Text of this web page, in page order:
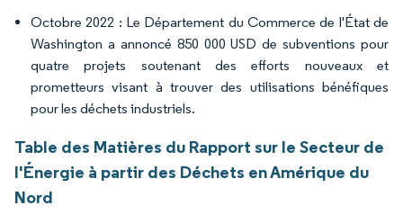
Octobre 2022 : Le Département du Commerce de l'État de
Washington a annoncé 850 000 USD de subventions pour
quatre projets soutenant des efforts nouveaux et
prometteurs visant à trouver des utilisations bénéfiques
pour les déchets industriels.
Table des Matières du Rapport sur le Secteur de
l'Énergie à partir des Déchets en Amérique du
Nord